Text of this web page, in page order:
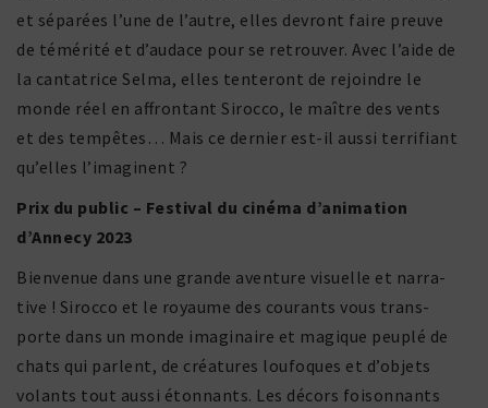
et sépa­rées l’une de l’autre, elles devront faire preuve
de témé­rité et d’audace pour se retrouver. Avec l’aide de
la canta­trice Selma, elles tente­ront de rejoindre le
monde réel en affron­tant Sirocco, le maître des vents
et des tempêtes… Mais ce dernier est-il aussi terri­fiant
qu’elles l’imaginent ?
Prix du public – Festival du cinéma d’animation
d’Annecy 2023
Bienvenue dans une grande aven­ture visuelle et narra­
tive ! Sirocco et le royaume des courants vous trans­
porte dans un monde imagi­naire et magique peuplé de
chats qui parlent, de créa­tures loufoques et d’objets
volants tout aussi éton­nants. Les décors foison­nants